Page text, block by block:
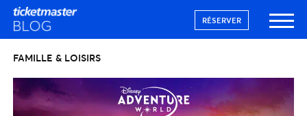
RÉSERVER
FAMILLE & LOISIRS